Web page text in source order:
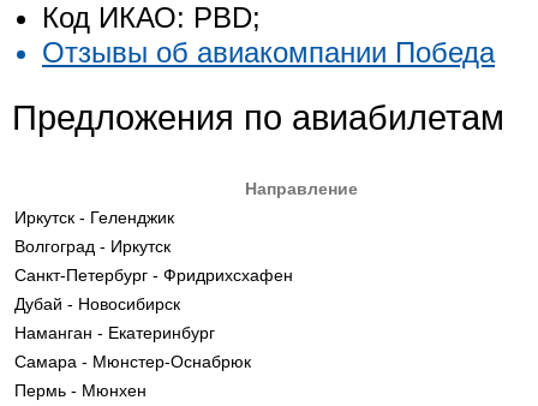
Код ИКАО: PBD;
Отзывы об авиакомпании Победа
Предложения по авиабилетам
Направление
Иркутск - Геленджик
Волгоград - Иркутск
Санкт-Петербург - Фридрихсхафен
Дубай - Новосибирск
Наманган - Екатеринбург
Самара - Мюнстер-Оснабрюк
Пермь - Мюнхен